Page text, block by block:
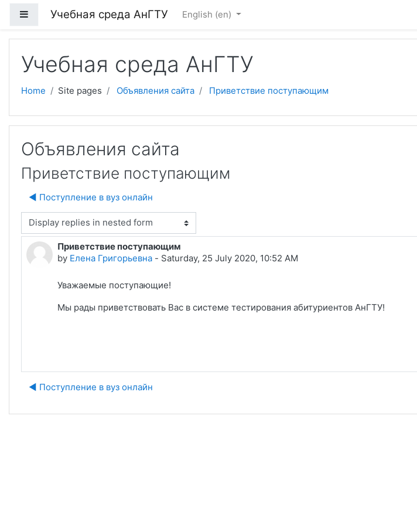
Side panel
Учебная среда АнГТУ English ‎(en)‎
Учебная среда АнГТУ
Home Site pages Объявления сайта Приветствие поступающим
Объявления сайта
Приветствие поступающим
◀︎ Поступление в вуз онлайн
mode
Приветствие поступающим
by Елена Григорьевна - Saturday, 25 July 2020, 10:52 AM
Number of replies: 0
Уважаемые поступающие!
Мы рады приветствовать Вас в системе тестирования абитуриентов АнГТУ!
◀︎ Поступление в вуз онлайн